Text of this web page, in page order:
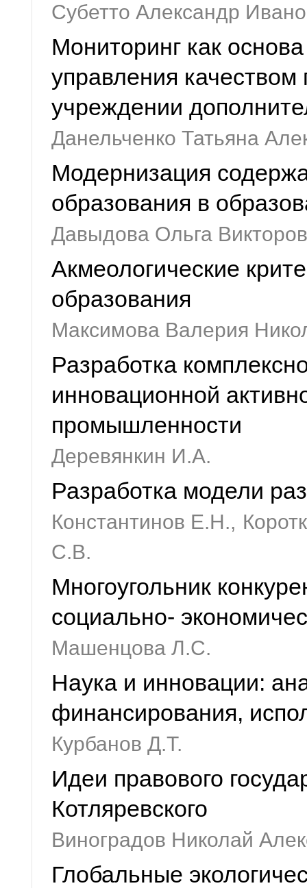
Субетто Александр
Мониторинг как
управления качеством
учреждении
Данельченко Татьяна
Модернизация
образования в
Давыдова Ольга
Акмеологические
образования
Максимова Валерия
Разработка
инновационной
промышленности
Деревянкин И.А.
Разработка модели
Константинов Е.Н.,
С.В.
Многоугольник
социально-
Машенцова Л.С.
Наука и инновации:
финансирования,
Курбанов Д.Т.
Идеи правового
Котляревского
Виноградов Николай
Глобальные